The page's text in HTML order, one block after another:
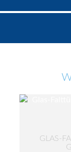
GLAS-